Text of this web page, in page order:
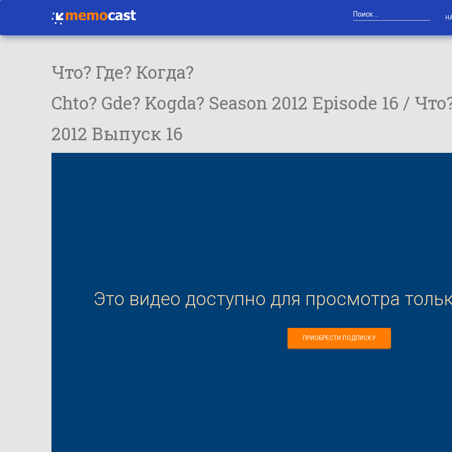
Что? Где? Когда?
Chto? Gde? Kogda? Season 2012 Episode 16 /
2012 Выпуск 16
Это видео доступно для просмотра
ПРИОБРЕСТИ ПОДПИСКУ